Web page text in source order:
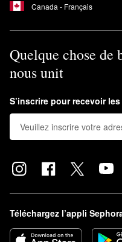
Canada - Français
Quelque chose de
nous unit
S’inscrire pour recevoir
Téléchargez l’appli